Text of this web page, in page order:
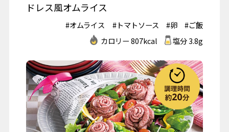
ドレス風オムライス
#オムライス #トマトソース #卵
#ご飯
カロリー 807kcal
塩分 3.8g